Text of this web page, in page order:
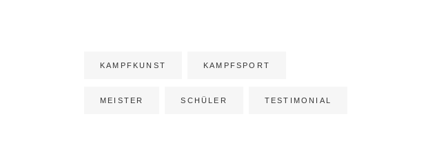
KAMPFKUNST KAMPFSPORT
MEISTER SCHÜLER TESTIMONIAL